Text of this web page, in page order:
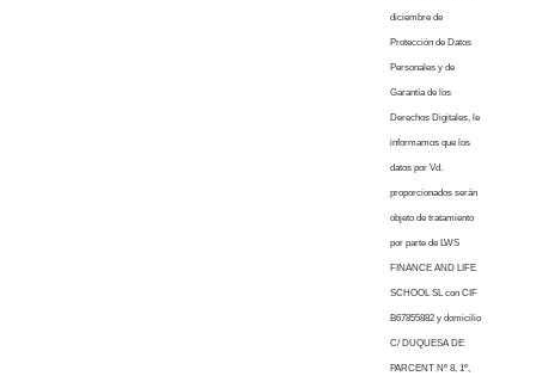
diciembre de
Protección de Datos
Personales y de
Garantía de los
Derechos Digitales, le
informamos que los
datos por Vd.
proporcionados serán
objeto de tratamiento
por parte de LWS
FINANCE AND LIFE
SCHOOL SL con CIF
B67855882 y domicilio
C/ DUQUESA DE
PARCENT Nº 8, 1º,